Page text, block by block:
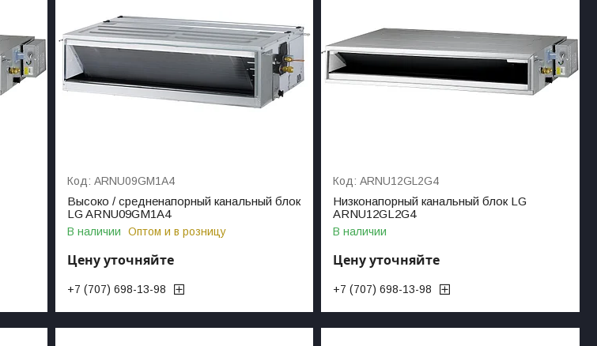
ARNU09GM1A4
Высоко / средненапорный канальный блок
LG ARNU09GM1A4
В наличии Оптом и в розницу
Цену уточняйте
+7 (707) 698-13-98
ARNU12GL2G4
Низконапорный канальный блок LG
ARNU12GL2G4
В наличии
Цену уточняйте
+7 (707) 698-13-98